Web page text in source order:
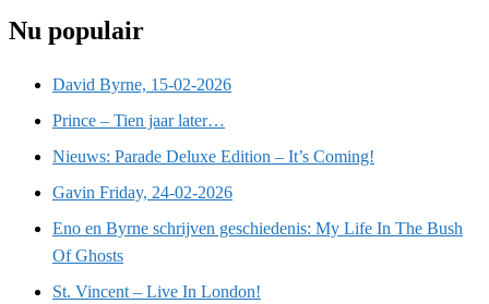
Nu populair
David Byrne, 15-02-2026
Prince – Tien jaar later…
Nieuws: Parade Deluxe Edition – It’s Coming!
Gavin Friday, 24-02-2026
Eno en Byrne schrijven geschiedenis: My Life In The Bush
Of Ghosts
St. Vincent – Live In London!